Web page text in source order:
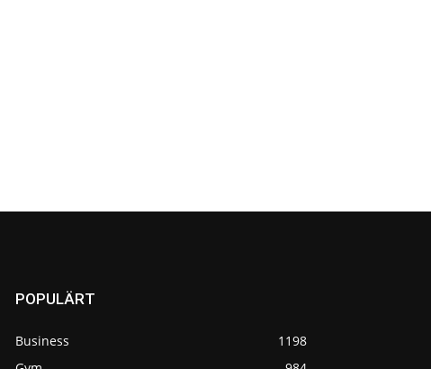
POPULÄRT
Business
1198